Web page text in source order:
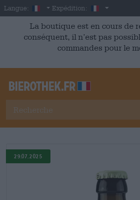
Skip to main content
Langue: French
Expédition: France
La boutique est en cours de
conséquent, il n’est pas
commandes pour le
29.07.2025